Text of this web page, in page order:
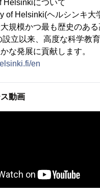
Helsinkiについて
of Helsinki(ヘルシンキ大
大規模かつ最も歴史のあ
立以来、高度な科学教育
な発展に貢献します。
en
動画